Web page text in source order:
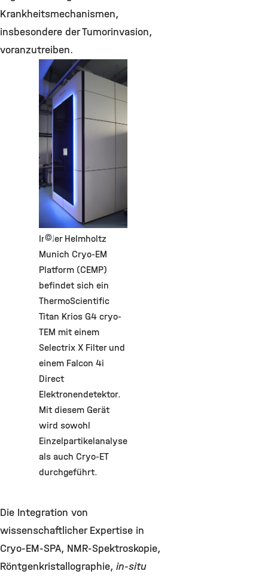
Krankheitsmechanismen,
insbesondere der Tumorinvasion,
voranzutreiben.
©
In der Helmholtz
Munich Cryo-EM
Platform (CEMP)
befindet sich ein
ThermoScientific
Titan Krios G4 cryo-
TEM mit einem
Selectrix X Filter und
einem Falcon 4i
Direct
Elektronendetektor.
Mit diesem Gerät
wird sowohl
Einzelpartikelanalyse
als auch Cryo-ET
durchgeführt.
Die Integration von
wissenschaftlicher Expertise in
Cryo-EM-SPA, NMR-Spektroskopie,
Röntgenkristallographie, in-situ